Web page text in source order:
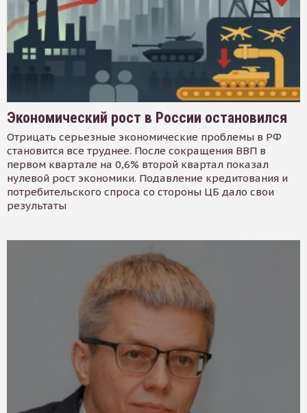
Экономический рост в России остановился
Отрицать серьезные экономические проблемы в РФ
становится все труднее. После сокращения ВВП в
первом квартале на 0,6% второй квартал показал
нулевой рост экономики. Подавление кредитования и
потребительского спроса со стороны ЦБ дало свои
результаты